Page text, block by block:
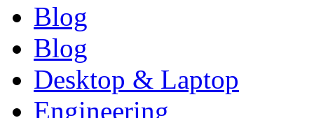
Blog
Blog
Desktop & Laptop
Engineering